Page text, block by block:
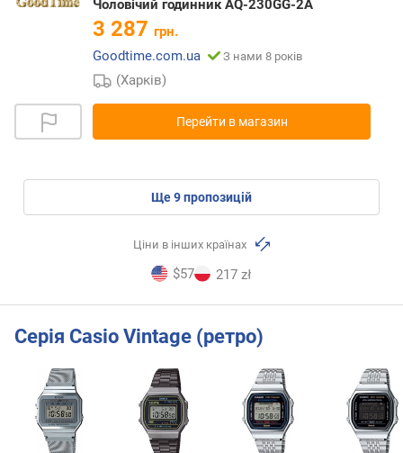
Чоловічий годинник AQ-230GG-2A
3 287 грн.
Goodtime.com.ua
З нами 8 років
(Харків)
Перейти в магазин
ще9пропозицій
Ціни в інших країнах
$57 217 zł
Серія Casio Vintage (ретро)